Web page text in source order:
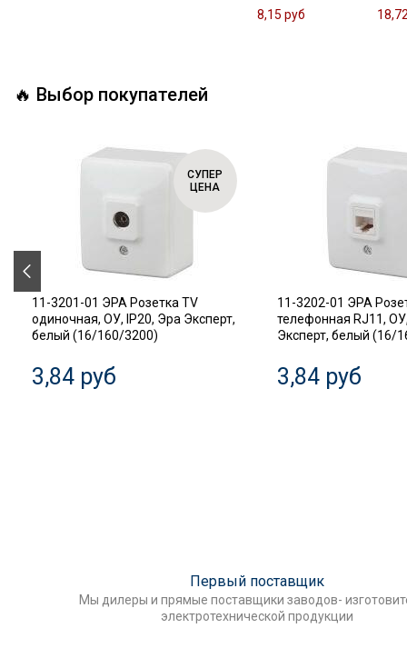
8,15 руб
🔥 Выбор покупателей
СУПЕР
ЦЕНА
11-3201-01 ЭРА Розетка TV
одиночная, ОУ, IP20, Эра Эксперт,
белый (16/160/3200)
3,84 руб
11-3202-01 ЭРА
телефонная RJ11,
Эксперт, белый (16/
3,84 руб
Первый поставщик
Мы дилеры и прямые поставщики заводов-
электротехнической продукции